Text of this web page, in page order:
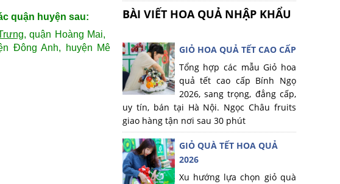
quận huyện sau:
, quận Hoàng Mai,
Đông Anh, huyện Mê
BÀI VIẾT HOA QUẢ NHẬP KHẨU
GIỎ HOA QUẢ TẾT CAO CẤP
Tổng hợp các mẫu Giỏ hoa
quả tết cao cấp Bính Ngọ
2026, sang trọng, đẳng cấp,
uy tín, bán tại Hà Nội. Ngọc Châu fruits
giao hàng tận nơi sau 30 phút
GIỎ QUÀ TẾT HOA QUẢ
2026
Xu hướng lựa chọn giỏ quà